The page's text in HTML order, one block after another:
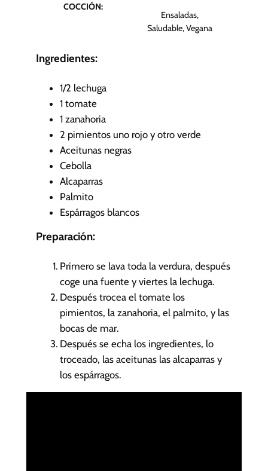
s
COCCIÓN:
Ensaladas,
Saludable, Vegana
Ingredientes:
1/2 lechuga
1 tomate
1 zanahoria
2 pimientos uno rojo y otro verde
Aceitunas negras
Cebolla
Alcaparras
Palmito
Espárragos blancos
Preparación:
Primero se lava toda la verdura, después
coge una fuente y viertes la lechuga.
Después trocea el tomate los
pimientos, la zanahoria, el palmito, y las
bocas de mar.
Después se echa los ingredientes, lo
troceado, las aceitunas las alcaparras y
los espárragos.